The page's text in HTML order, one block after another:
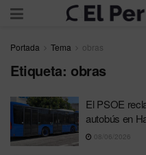
Portada Tema obras
Etiqueta: obras
El PSOE
autobús en
08/06/2026